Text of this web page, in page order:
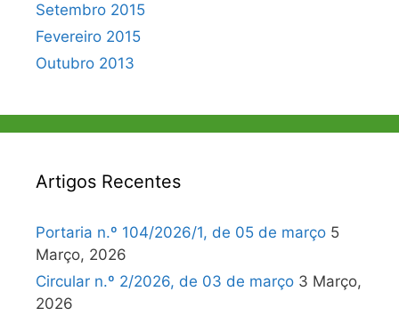
Setembro 2015
Fevereiro 2015
Outubro 2013
Artigos Recentes
Portaria n.º 104/2026/1, de 05 de março 5
Março, 2026
Circular n.º 2/2026, de 03 de março 3 Março,
2026